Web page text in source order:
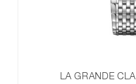
LA GRANDE